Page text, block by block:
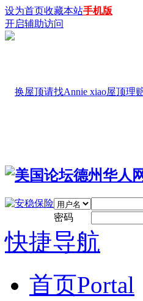
设为首页收藏本站手机版
开启辅助访问
密码
快捷导航
首页Portal